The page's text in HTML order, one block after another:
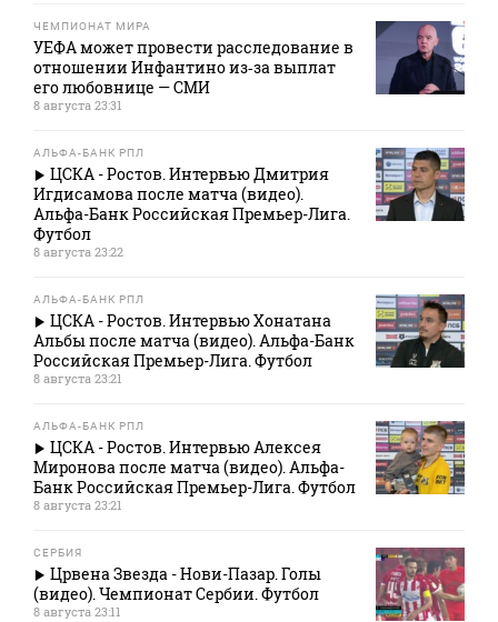
ЧЕМПИОНАТ МИРА
УЕФА может провести расследование в
отношении Инфантино из‑за выплат
его любовнице — СМИ
8 августа 23:31
АЛЬФА-БАНК РПЛ
ЦСКА - Ростов. Интервью Дмитрия
Игдисамова после матча (видео).
Альфа-Банк Российская Премьер-Лига.
Футбол
8 августа 23:22
АЛЬФА-БАНК РПЛ
ЦСКА - Ростов. Интервью Хонатана
Альбы после матча (видео). Альфа-Банк
Российская Премьер-Лига. Футбол
8 августа 23:21
АЛЬФА-БАНК РПЛ
ЦСКА - Ростов. Интервью Алексея
Миронова после матча (видео). Альфа-
Банк Российская Премьер-Лига. Футбол
8 августа 23:21
СЕРБИЯ
Црвена Звезда - Нови-Пазар. Голы
(видео). Чемпионат Сербии. Футбол
8 августа 23:11